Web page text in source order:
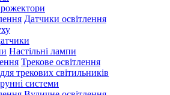
Датчики освітлення
Настільні лампи
Трекове освітлення
трекових світильників
системи